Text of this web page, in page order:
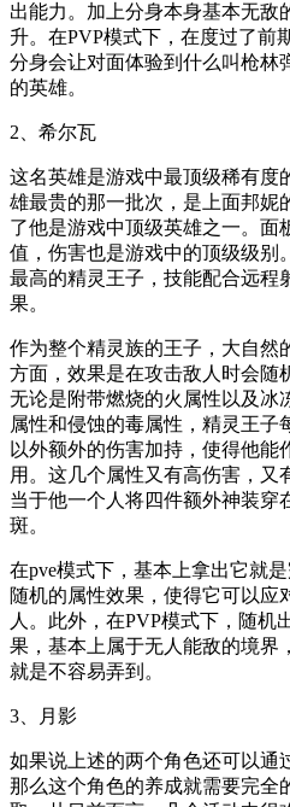
出能力。加上分身本身基本无敌
升。在PVP模式下，在度过了前
分身会让对面体验到什么叫枪林
的英雄。
2、希尔瓦
这名英雄是游戏中最顶级稀有度
雄最贵的那一批次，是上面邦妮
了他是游戏中顶级英雄之一。面
值，伤害也是游戏中的顶级级别
最高的精灵王子，技能配合远程
果。
作为整个精灵族的王子，大自然
方面，效果是在攻击敌人时会随
无论是附带燃烧的火属性以及冰
属性和侵蚀的毒属性，精灵王子
以外额外的伤害加持，使得他能
用。这几个属性又有高伤害，又
当于他一个人将四件额外神装穿
斑。
在pve模式下，基本上拿出它就
随机的属性效果，使得它可以应
人。此外，在PVP模式下，随机
果，基本上属于无人能敌的境界
就是不容易弄到。
3、月影
如果说上述的两个角色还可以通
那么这个角色的养成就需要完全